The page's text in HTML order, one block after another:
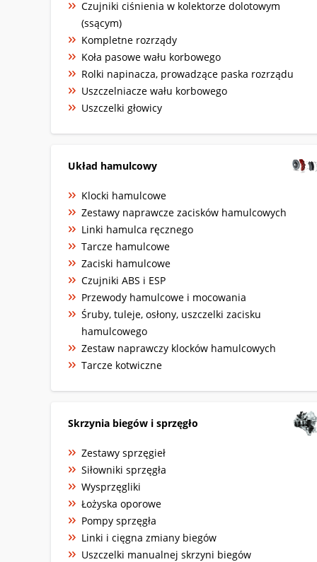
Czujniki ciśnienia w kolektorze dolotowym
(ssącym)
Kompletne rozrządy
Koła pasowe wału korbowego
Rolki napinacza, prowadzące paska rozrządu
Uszczelniacze wału korbowego
Uszczelki głowicy
Układ hamulcowy
Klocki hamulcowe
Zestawy naprawcze zacisków hamulcowych
Linki hamulca ręcznego
Tarcze hamulcowe
Zaciski hamulcowe
Czujniki ABS i ESP
Przewody hamulcowe i mocowania
Śruby, tuleje, osłony, uszczelki zacisku
hamulcowego
Zestaw naprawczy klocków hamulcowych
Tarcze kotwiczne
Skrzynia biegów i sprzęgło
Zestawy sprzęgieł
Siłowniki sprzęgła
Wysprzęgliki
Łożyska oporowe
Pompy sprzęgła
Linki i cięgna zmiany biegów
Uszczelki manualnej skrzyni biegów